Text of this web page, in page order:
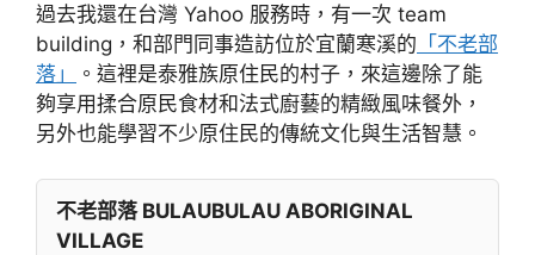
過去我還在台灣 Yahoo 服務時，有一次 team
building，和部門同事造訪位於宜蘭寒溪的 「不老部
落」
。這裡是泰雅族原住民的村子，來這邊除了能
夠享用揉合原民食材和法式廚藝的精緻風味餐外，
另外也能學習不少原住民的傳統文化與生活智慧。
不老部落 BULAUBULAU ABORIGINAL
VILLAGE